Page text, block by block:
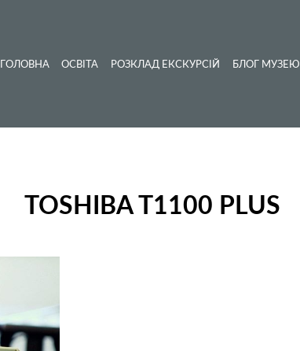
ГОЛОВНА ОСВІТА РОЗКЛАД ЕКСКУРСІЙ БЛОГ МУЗЕЮ
TOSHIBA T1100 PLUS